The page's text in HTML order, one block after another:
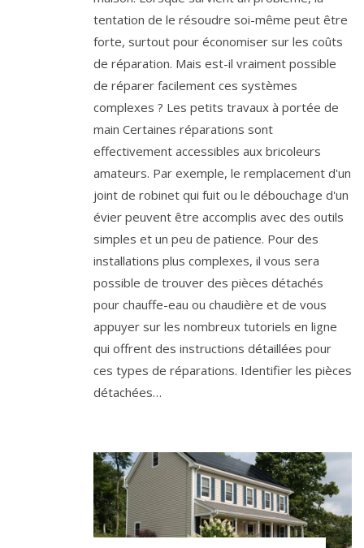
tentation de le résoudre soi-même peut être
forte, surtout pour économiser sur les coûts
de réparation. Mais est-il vraiment possible
de réparer facilement ces systèmes
complexes ? Les petits travaux à portée de
main Certaines réparations sont
effectivement accessibles aux bricoleurs
amateurs. Par exemple, le remplacement d'un
joint de robinet qui fuit ou le débouchage d'un
évier peuvent être accomplis avec des outils
simples et un peu de patience. Pour des
installations plus complexes, il vous sera
possible de trouver des pièces détachés
pour chauffe-eau ou chaudière et de vous
appuyer sur les nombreux tutoriels en ligne
qui offrent des instructions détaillées pour
ces types de réparations. Identifier les pièces
détachées…